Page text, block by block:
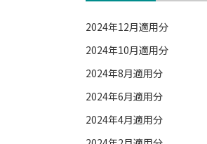
2024年12月適用分
2024年10月適用分
2024年8月適用分
2024年6月適用分
2024年4月適用分